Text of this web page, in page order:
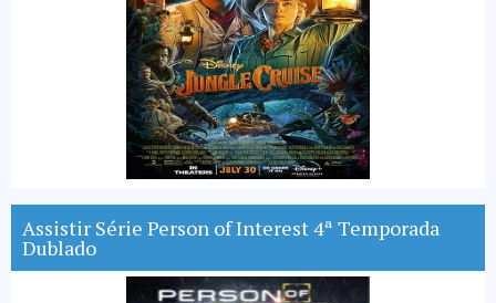
Assistir Série Person of Interest 4ª Temporada
Dublado